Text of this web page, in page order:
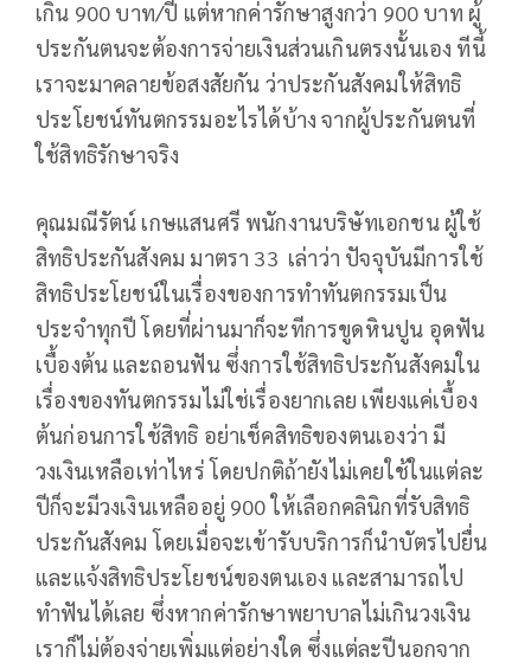
เกิน 900 บาท/ปี แต่หากค่ารักษาสูงกว่า 900 บาท ผู้
ประกันตนจะต้องการจ่ายเงินส่วนเกินตรงนั้นเอง ทีนี้
เราจะมาคลายข้อสงสัยกัน ว่าประกันสังคมให้สิทธิ
ประโยชน์ทันตกรรมอะไรได้บ้าง จากผู้ประกันตนที่
ใช้สิทธิรักษาจริง
คุณมณีรัตน์ เกษแสนศรี พนักงานบริษัทเอกชน ผู้ใช้
สิทธิประกันสังคม มาตรา 33 เล่าว่า ปัจจุบันมีการใช้
สิทธิประโยชน์ในเรื่องของการทำทันตกรรมเป็น
ประจำทุกปี โดยที่ผ่านมาก็จะทีการขูดหินปูน อุดฟัน
เบื้องต้น และถอนฟัน ซึ่งการใช้สิทธิประกันสังคมใน
เรื่องของทันตกรรมไม่ใช่เรื่องยากเลย เพียงแค่เบื้อง
ต้นก่อนการใช้สิทธิ อย่าเช็คสิทธิของตนเองว่า มี
วงเงินเหลือเท่าไหร่ โดยปกติถ้ายังไม่เคยใช้ในแต่ละ
ปีก็จะมีวงเงินเหลืออยู่ 900 ให้เลือกคลินิกที่รับสิทธิ
ประกันสังคม โดยเมื่อจะเข้ารับบริการก็นำบัตรไปยื่น
และแจ้งสิทธิประโยชน์ของตนเอง และสามารถไป
ทำฟันได้เลย ซึ่งหากค่ารักษาพยาบาลไม่เกินวงเงิน
เราก็ไม่ต้องจ่ายเพิ่มแต่อย่างใด ซึ่งแต่ละปีนอกจาก